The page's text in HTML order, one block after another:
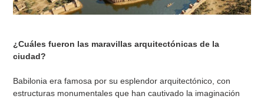
¿Cuáles fueron las maravillas arquitectónicas de la
ciudad?
Babilonia era famosa por su esplendor arquitectónico, con
estructuras monumentales que han cautivado la imaginación